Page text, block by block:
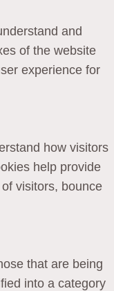
and
of the website
experience for
how visitors
help provide
visitors, bounce
that are being
into a category